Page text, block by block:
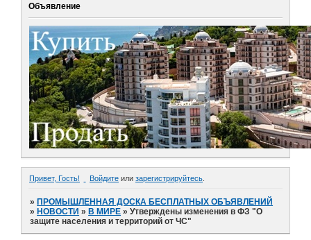
Объявление
Привет, Гость! Войдите или зарегистрируйтесь
»ПРОМЫШЛЕННАЯ ДОСКА БЕСПЛАТНЫХ ОБЪЯВЛЕНИЙ
»НОВОСТИ »В МИРЕ »Утверждены изменения в ФЗ "О
защите населения и территорий от ЧС"